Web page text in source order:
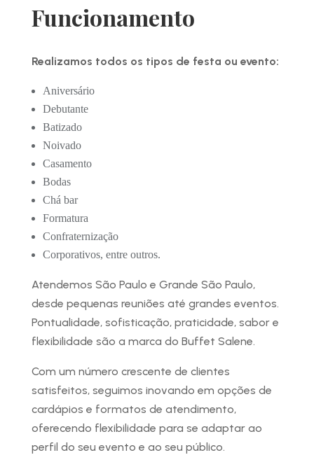
Funcionamento
Realizamos todos os tipos de festa ou evento:
Aniversário
Debutante
Batizado
Noivado
Casamento
Bodas
Chá bar
Formatura
Confraternização
Corporativos, entre outros.
Atendemos São Paulo e Grande São Paulo,
desde pequenas reuniões até grandes eventos.
Pontualidade, sofisticação, praticidade, sabor e
flexibilidade são a marca do Buffet Salene.
Com um número crescente de clientes
satisfeitos, seguimos inovando em opções de
cardápios e formatos de atendimento,
oferecendo flexibilidade para se adaptar ao
perfil do seu evento e ao seu público.